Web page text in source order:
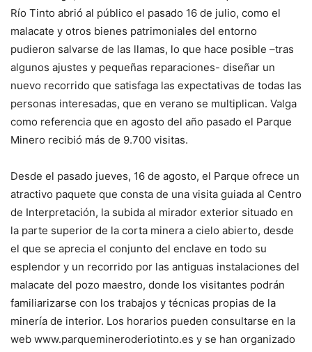
Río Tinto abrió al público el pasado 16 de julio, como el
malacate y otros bienes patrimoniales del entorno
pudieron salvarse de las llamas, lo que hace posible –tras
algunos ajustes y pequeñas reparaciones- diseñar un
nuevo recorrido que satisfaga las expectativas de todas las
personas interesadas, que en verano se multiplican. Valga
como referencia que en agosto del año pasado el Parque
Minero recibió más de 9.700 visitas.
Desde el pasado jueves, 16 de agosto, el Parque ofrece un
atractivo paquete que consta de una visita guiada al Centro
de Interpretación, la subida al mirador exterior situado en
la parte superior de la corta minera a cielo abierto, desde
el que se aprecia el conjunto del enclave en todo su
esplendor y un recorrido por las antiguas instalaciones del
malacate del pozo maestro, donde los visitantes podrán
familiarizarse con los trabajos y técnicas propias de la
minería de interior. Los horarios pueden consultarse en la
web www.parquemineroderiotinto.es y se han organizado